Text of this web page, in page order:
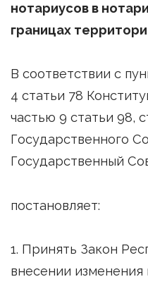
нотариусов в
границах
В соответствии с
4 статьи 78
частью 9 статьи 98,
Государственного
Государственный
постановляет:
1. Принять Закон
внесении изменения